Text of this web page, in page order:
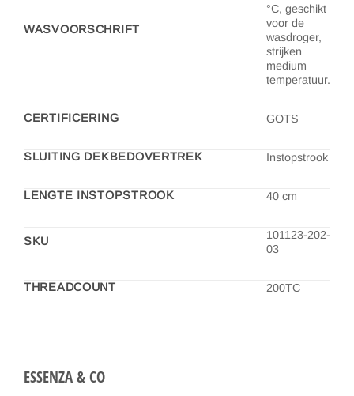
WASVOORSCHRIFT
°C, geschikt
voor de
wasdroger,
strijken
medium
temperatuur.
CERTIFICERING GOTS
SLUITING DEKBEDOVERTREK Instopstrook
LENGTE INSTOPSTROOK 40 cm
SKU
101123-202-
03
THREADCOUNT 200TC
ESSENZA & CO